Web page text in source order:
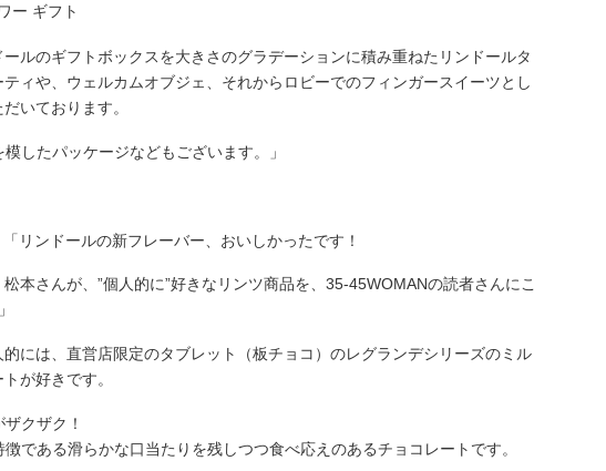
ールのギフトボックスを大きさのグラデーションに積み重ねたリンドールタ
ティや、ウェルカムオブジェ、それからロビーでのフィンガースイーツとし
いております。
したパッケージなどもございます。」
「リンドールの新フレーバー、おいしかったです！
本さんが、”個人的に”好きなリンツ商品を、35-45WOMANの読者さんにこ
的には、直営店限定のタブレット（板チョコ）のレグランデシリーズのミル
が好きです。
クザク！
である滑らかな口当たりを残しつつ食べ応えのあるチョコレートです。